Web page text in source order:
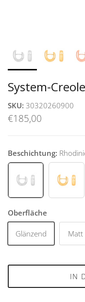
System-
SKU: 30320260900
€185,00
Beschichtung:
Rhodiniert
Oberfläche
Glänzend Matt
IN